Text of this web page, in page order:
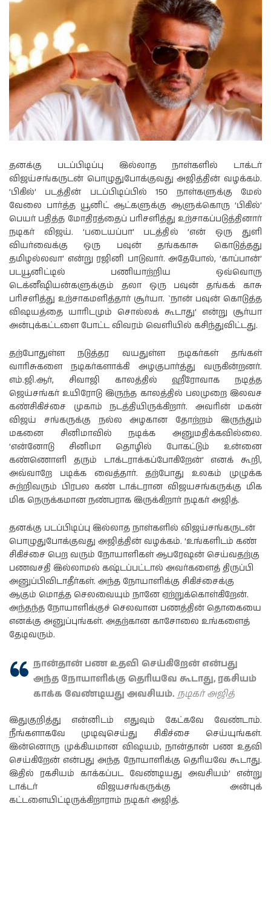
தனக்கு படப்பிடிப்பு இல்லாத நாள்களில் டாக்டர்
விஜய்சங்கருடன் பொழுதுபோக்குவது அஜித்தின் வழக்கம்.
‘பிகில்’ படத்தின் படப்பிடிப்பில் 150 நாள்களுக்கு மேல்
வேலை பார்த்த யூனிட் ஆட்களுக்கு ஆளுக்கொரு ‘பிகில்’
பெயர் பதித்த மோதிரத்தைப் பரிசளித்து உற்சாகப்படுத்தினார்
நடிகர் விஜய். ‘படையப்பா’ படத்தில் ‘என் ஒரு துளி
வியர்வைக்கு ஒரு பவுன் தங்ககாசு கொடுத்தது
தமிழல்லவா’ என்று ரஜினி பாடுவார். அதேபோல், ‘காப்பான்’
படயூனிட்டில் பணியாற்றிய ஒவ்வொரு
டெக்னீஷியன்களுக்கும் தலா ஒரு பவுன் தங்கக் காசு
பரிசளித்து உற்சாகமளித்தார் சூர்யா. `நான் பவுன் கொடுத்த
விஷயத்தை யாரிடமும் சொல்லக் கூடாது’ என்று சூர்யா
அன்புக்கட்டளை போட்ட விவரம் வெளியில் கசிந்துவிட்டது.
தற்போதுள்ள நடுத்தர வயதுள்ள நடிகர்கள் தங்கள்
வாரிசுகளை நடிகர்களாக்கி அழகுபார்த்து வருகின்றனர்.
எம்.ஜி.ஆர், சிவாஜி காலத்தில் ஹீரோவாக நடித்த
ஜெய்சங்கர் உயிரோடு இருந்த காலத்தில் பலமுறை இலவச
கண்சிகிச்சை முகாம் நடத்தியிருக்கிறார். அவரின் மகன்
விஜய் சங்கருக்கு நல்ல அழகான தோற்றம் இருந்தும்
மகனை சினிமாவில் நடிக்க அனுமதிக்கவில்லை.
‘என்னோடு சினிமா தொழில் போகட்டும் உன்னை
கண்ணொளி தரும் டாக்டராக்கப்போகிறேன்’ எனக் கூறி,
அவ்வாறே படிக்க வைத்தார். தற்போது உலகம் முழுக்க
சுற்றிவரும் பிரபல கண் டாக்டரான விஜயசங்கருக்கு மிக
மிக நெருக்கமான நண்பராக இருக்கிறார் நடிகர் அஜித்.
தனக்கு படப்பிடிப்பு இல்லாத நாள்களில் விஜய்சங்கருடன்
பொழுதுபோக்குவது அஜித்தின் வழக்கம். ‘உங்களிடம் கண்
சிகிச்சை பெற வரும் நோயாளிகள் ஆபரேஷன் செய்வதற்கு
பணவசதி இல்லாமல் கஷ்டப்பட்டால் அவர்களைத் திருப்பி
அனுப்பிவிடாதீர்கள். அந்த நோயாளிக்கு சிகிச்சைக்கு
ஆகும் மொத்த செலவையும் நானே ஏற்றுக்கொள்கிறேன்.
அந்தந்த நோயாளிக்குச் செலவான பணத்தின் தொகையை
எனக்கு அனுப்புங்கள். அதற்கான காசோலை உங்களைத்
தேடிவரும்.
நான்தான் பண உதவி செய்கிறேன் என்பது
அந்த நோயாளிக்கு தெரியவே கூடாது, ரகசியம்
காக்க வேண்டியது அவசியம். நடிகர் அஜித்
இதுகுறித்து என்னிடம் எதுவும் கேட்கவே வேண்டாம்.
நீங்களாகவே முடிவுசெய்து சிகிச்சை செய்யுங்கள்.
இன்னொரு முக்கியமான விஷயம், நான்தான் பண உதவி
செய்கிறேன் என்பது அந்த நோயாளிக்கு தெரியவே கூடாது.
இதில் ரகசியம் காக்கப்பட வேண்டியது அவசியம்’ என்று
டாக்டர் விஜயசங்கருக்கு அன்புக்
கட்டளையிட்டிருக்கிறாராம் நடிகர் அஜித்.